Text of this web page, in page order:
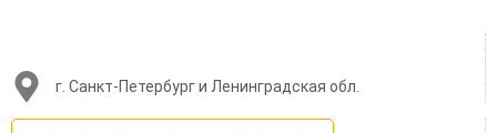
г. Санкт-Петербург и Ленинградская обл.